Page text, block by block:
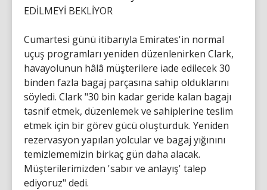
EDİLMEYİ BEKLİYOR
Cumartesi günü itibarıyla Emirates'in normal
uçuş programları yeniden düzenlenirken Clark,
havayolunun hâlâ müşterilere iade edilecek 30
binden fazla bagaj parçasına sahip olduklarını
söyledi. Clark "30 bin kadar geride kalan bagajı
tasnif etmek, düzenlemek ve sahiplerine teslim
etmek için bir görev gücü oluşturduk. Yeniden
rezervasyon yapılan yolcular ve bagaj yığınını
temizlememizin birkaç gün daha alacak.
Müşterilerimizden 'sabır ve anlayış' talep
ediyoruz" dedi.